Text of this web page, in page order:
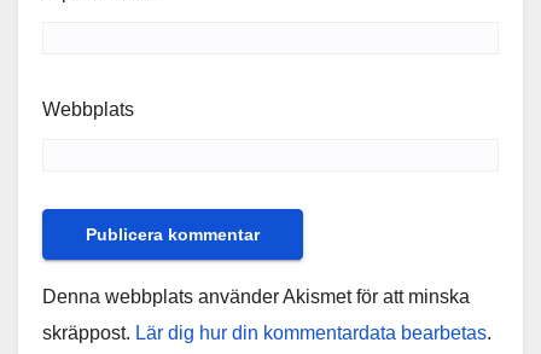
Webbplats
Denna webbplats använder Akismet för att minska
skräppost. Lär dig hur din kommentardata bearbetas.